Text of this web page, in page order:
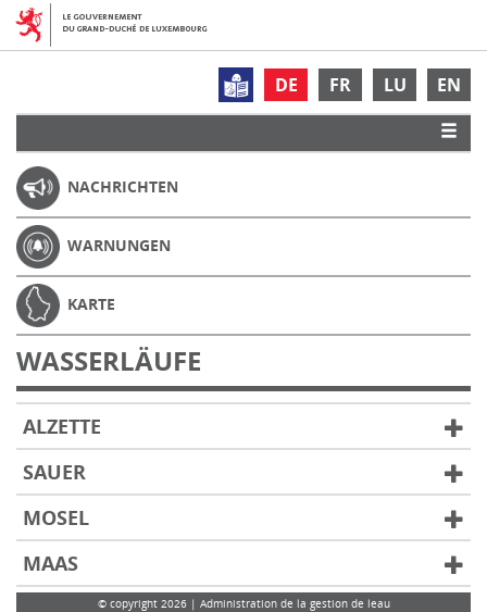
DE FR LU EN
NACHRICHTEN
WARNUNGEN
KARTE
WASSERLÄUFE
ALZETTE
SAUER
MOSEL
MAAS
© copyright 2026 | Administration de la gestion de leau